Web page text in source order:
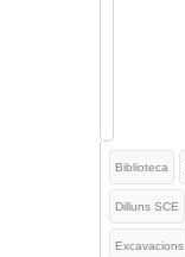
Biblioteca
Dilluns SCE
Excavacions